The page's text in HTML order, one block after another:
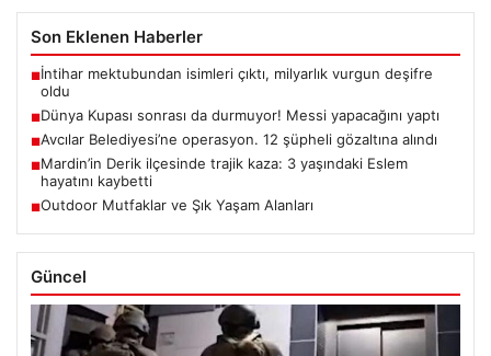
Son Eklenen Haberler
■İntihar mektubundan isimleri çıktı, milyarlık vurgun deşifre
oldu
■Dünya Kupası sonrası da durmuyor! Messi yapacağını yaptı
■Avcılar Belediyesi’ne operasyon. 12 şüpheli gözaltına alındı
■Mardin’in Derik ilçesinde trajik kaza: 3 yaşındaki Eslem
hayatını kaybetti
■Outdoor Mutfaklar ve Şık Yaşam Alanları
Güncel